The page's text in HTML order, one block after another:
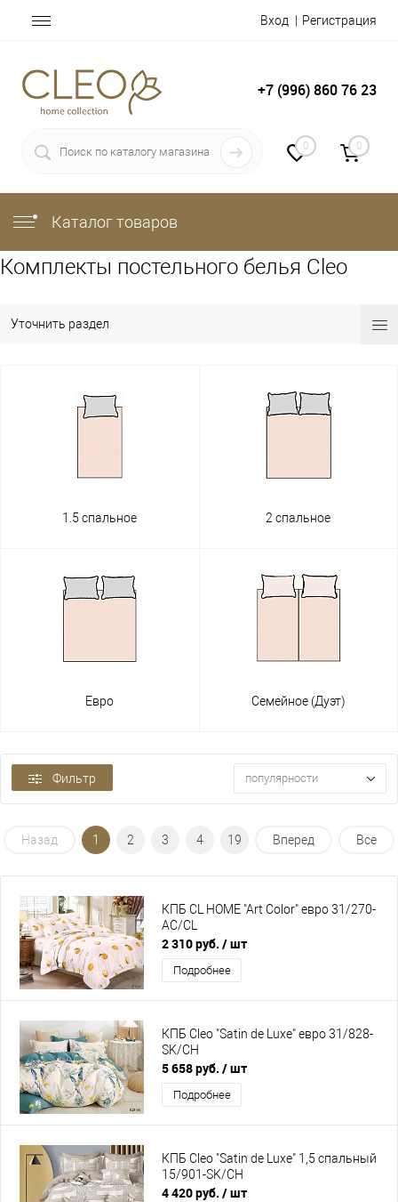
Вход Регистрация
+7 (996) 860 76 23
0 0
Каталог товаров
Комплекты постельного белья Cleo
Уточнить раздел
1.5 спальное 2 спальное
Евро Семейное (Дуэт)
Фильтр популярности
Назад 1 2 3 4 19 Вперед Все
КПБ CL HOME "Art Color" евро 31/270-
AC/CL
2 310 руб. / шт
Подробнее
КПБ Cleo "Satin de Luxe" евро 31/828-
SK/CH
5 658 руб. / шт
Подробнее
КПБ Cleo "Satin de Luxe" 1,5 спальный
15/901-SK/CH
4 420 руб. / шт